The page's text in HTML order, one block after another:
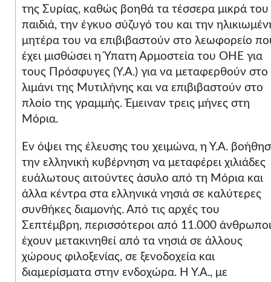
της Συρίας, καθώς βοηθά τα τέσσερα μικρά του
παιδιά, την έγκυο σύζυγό του και την
μητέρα του να επιβιβαστούν στο λεωφορείο
έχει μισθώσει η Ύπατη Αρμοστεία του ΟΗΕ για
τους Πρόσφυγες (Υ.Α.) για να μεταφερθούν στο
λιμάνι της Μυτιλήνης και να επιβιβαστούν στο
πλοίο της γραμμής. Έμειναν τρεις μήνες στη
Μόρια.
Εν όψει της έλευσης του χειμώνα, η Υ.Α.
την ελληνική κυβέρνηση να μεταφέρει χιλιάδες
ευάλωτους αιτούντες άσυλο από τη Μόρια και
άλλα κέντρα στα ελληνικά νησιά σε καλύτερες
συνθήκες διαμονής. Από τις αρχές του
Σεπτέμβρη, περισσότεροι από 11.000 άνθρωποι
έχουν μετακινηθεί από τα νησιά σε άλλους
χώρους φιλοξενίας, σε ξενοδοχεία και
διαμερίσματα στην ενδοχώρα. Η Υ.Α., με